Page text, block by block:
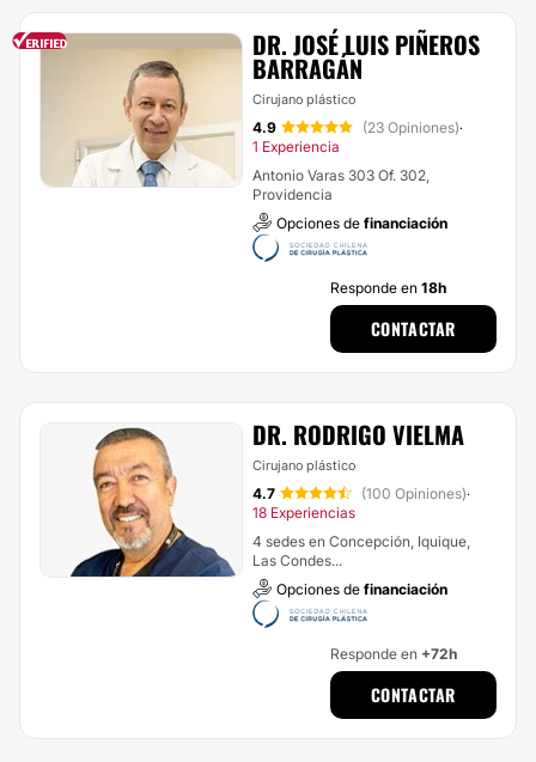
DR. JOSÉ LUIS PIÑEROS
BARRAGÁN
Cirujano plástico
4.9 (23 Opiniones)·
1 Experiencia
Antonio Varas 303 Of. 302,
Providencia
Opciones de financiación
Responde en 18h
CONTACTAR
DR. RODRIGO VIELMA
Cirujano plástico
4.7 (100 Opiniones)·
18 Experiencias
4 sedes en Concepción, Iquique,
Las Condes...
Opciones de financiación
Responde en +72h
CONTACTAR